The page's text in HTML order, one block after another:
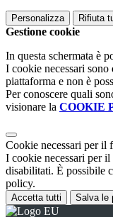
Personalizza Rifiuta
Gestione cookie
In questa schermata è
I cookie necessari
piattaforma e non è
Per conoscere quali
visionare la COOKIE
Cookie necessari per il
I cookie necessari per
disabilitati. È possibile
policy.
Accetta tutti Salva le